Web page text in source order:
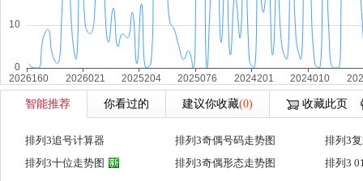
智能推荐 你看过的 建议你收藏(0) 收藏此页
排列3追号计算器 排列3奇偶号码走势图
排列3
排列3十位走势图
排列3奇偶形态走势图 排列3